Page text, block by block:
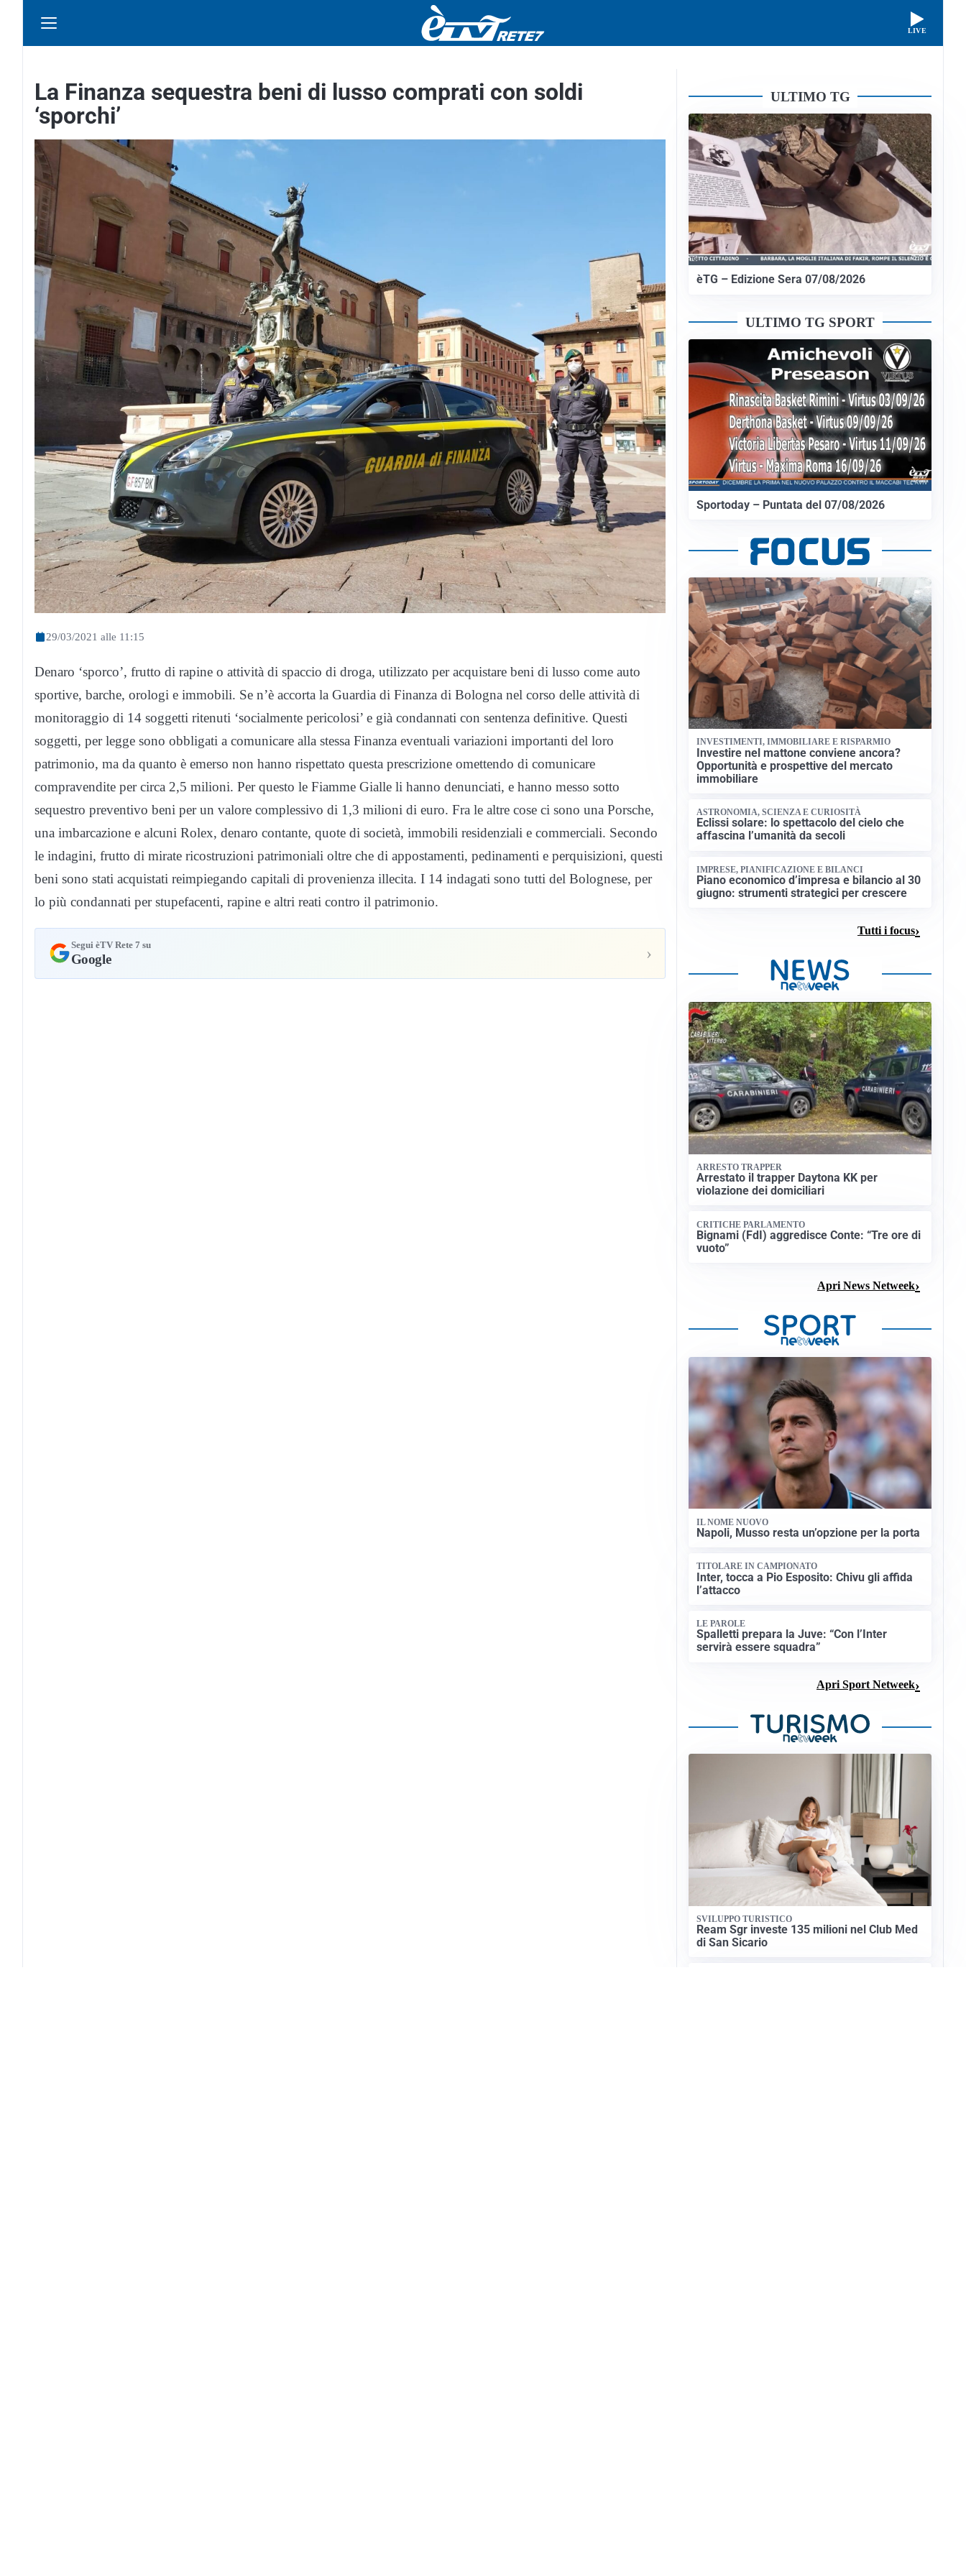
LIVE
La Finanza sequestra beni di lusso comprati con soldi
‘sporchi’
29/03/2021 alle 11:15
Denaro ‘sporco’, frutto di rapine o attività di spaccio di droga, utilizzato per acquistare beni di lusso come auto
sportive, barche, orologi e immobili. Se n’è accorta la Guardia di Finanza di Bologna nel corso delle attività di
monitoraggio di 14 soggetti ritenuti ‘socialmente pericolosi’ e già condannati con sentenza definitive. Questi
soggetti, per legge sono obbligati a comunicare alla stessa Finanza eventuali variazioni importanti del loro
patrimonio, ma da quanto è emerso non hanno rispettato questa prescrizione omettendo di comunicare
compravendite per circa 2,5 milioni. Per questo le Fiamme Gialle li hanno denunciati, e hanno messo sotto
sequestro preventivo beni per un valore complessivo di 1,3 milioni di euro. Fra le altre cose ci sono una Porsche,
una imbarcazione e alcuni Rolex, denaro contante, quote di società, immobili residenziali e commerciali. Secondo
le indagini, frutto di mirate ricostruzioni patrimoniali oltre che di appostamenti, pedinamenti e perquisizioni, questi
beni sono stati acquistati reimpiegando capitali di provenienza illecita. I 14 indagati sono tutti del Bolognese, per
lo più condannati per stupefacenti, rapine e altri reati contro il patrimonio.
Segui èTV Rete 7 su
Google ›
ULTIMO TG
èTG – Edizione Sera 07/08/2026
ULTIMO TG SPORT
Sportoday – Puntata del 07/08/2026
INVESTIMENTI, IMMOBILIARE E RISPARMIO
Investire nel mattone conviene ancora?
Opportunità e prospettive del mercato
immobiliare
ASTRONOMIA, SCIENZA E CURIOSITÀ
Eclissi solare: lo spettacolo del cielo che
affascina l’umanità da secoli
IMPRESE, PIANIFICAZIONE E BILANCI
Piano economico d’impresa e bilancio al 30
giugno: strumenti strategici per crescere
Tutti i focus
ARRESTO TRAPPER
Arrestato il trapper Daytona KK per
violazione dei domiciliari
CRITICHE PARLAMENTO
Bignami (FdI) aggredisce Conte: “Tre ore di
vuoto”
Apri News Netweek
IL NOME NUOVO
Napoli, Musso resta un’opzione per la porta
TITOLARE IN CAMPIONATO
Inter, tocca a Pio Esposito: Chivu gli affida
l’attacco
LE PAROLE
Spalletti prepara la Juve: “Con l’Inter
servirà essere squadra”
Apri Sport Netweek
SVILUPPO TURISTICO
Ream Sgr investe 135 milioni nel Club Med
di San Sicario